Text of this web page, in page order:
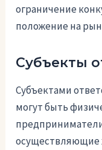
ограничение
положение на
Субъекты
Субъектами
могут быть
осуществляющие